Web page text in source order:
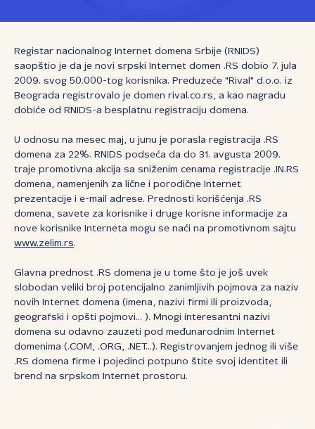
Registar nacionalnog Internet domena Srbije (RNIDS)
saopštio je da je novi srpski Internet domen .RS dobio 7. jula
2009. svog 50.000-tog korisnika. Preduzeće "Rival" d.o.o. iz
Beograda registrovalo je domen rival.co.rs, a kao nagradu
dobiće od RNIDS-a besplatnu registraciju domena.
U odnosu na mesec maj, u junu je porasla registracija .RS
domena za 22%. RNIDS podseća da do 31. avgusta 2009.
traje promotivna akcija sa sniženim cenama registracije .IN.RS
domena, namenjenih za lične i porodične Internet
prezentacije i e-mail adrese. Prednosti korišćenja .RS
domena, savete za korisnike i druge korisne informacije za
nove korisnike Interneta mogu se naći na promotivnom sajtu
www.zelim.rs.
Glavna prednost .RS domena je u tome što je još uvek
slobodan veliki broj potencijalno zanimljivih pojmova za naziv
novih Internet domena (imena, nazivi firmi ili proizvoda,
geografski i opšti pojmovi... ). Mnogi interesantni nazivi
domena su odavno zauzeti pod međunarodnim Internet
domenima (.COM, .ORG, .NET...). Registrovanjem jednog ili više
.RS domena firme i pojedinci potpuno štite svoj identitet ili
brend na srpskom Internet prostoru.